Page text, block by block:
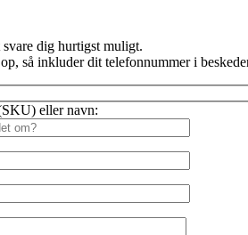
dig hurtigst muligt.
så inkluder dit telefonnummer i
eller navn: